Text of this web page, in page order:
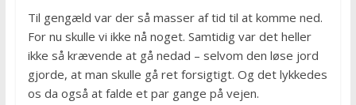
Til gengæld var der så masser af tid til at komme ned.
For nu skulle vi ikke nå noget. Samtidig var det heller
ikke så krævende at gå nedad – selvom den løse jord
gjorde, at man skulle gå ret forsigtigt. Og det lykkedes
os da også at falde et par gange på vejen.